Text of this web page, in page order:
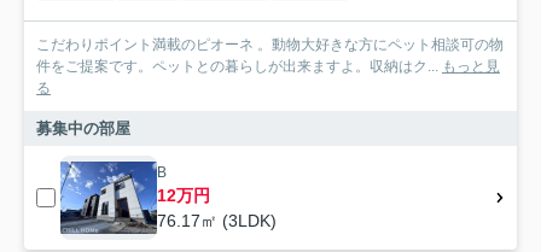
こだわりポイント満載のピオーネ 。動物大好きな方にペット相談可の物
件をご提案です。ペットとの暮らしが出来ますよ。収納はク... もっと見
る
募集中の部屋
B
12万円
76.17㎡ (3LDK)